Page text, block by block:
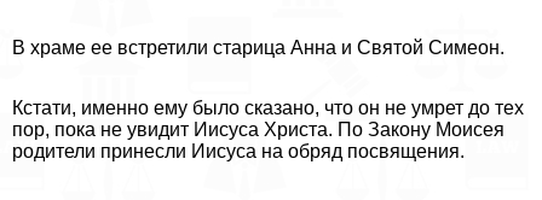
В храме ее встретили старица Анна и Святой Симеон.
Кстати, именно ему было сказано, что он не умрет до тех
пор, пока не увидит Иисуса Христа. По Закону Моисея
родители принесли Иисуса на обряд посвящения.